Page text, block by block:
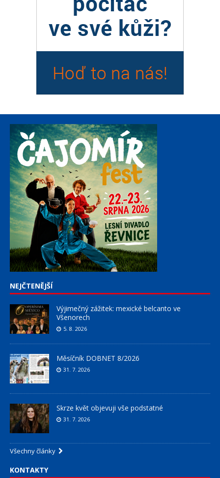
NEJČTENĚJŠÍ
Výjimečný zážitek: mexické belcanto ve
Všenorech
5. 8. 2026
Měsíčník DOBNET 8/2026
31. 7. 2026
Skrze květ objevuji vše podstatné
31. 7. 2026
Všechny články
KONTAKTY